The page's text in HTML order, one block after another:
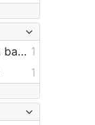
Digitalizirana zagrebačka baština 1
1